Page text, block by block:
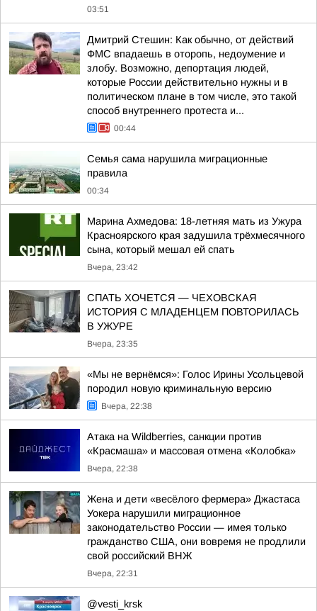
03:51
Дмитрий Стешин: Как обычно, от действий
ФМС впадаешь в оторопь, недоумение и
злобу. Возможно, депортация людей,
которые России действительно нужны и в
политическом плане в том числе, это такой
способ внутреннего протеста и...
00:44
Семья сама нарушила миграционные
правила
00:34
Марина Ахмедова: 18-летняя мать из Ужура
Красноярского края задушила трёхмесячного
сына, который мешал ей спать
Вчера, 23:42
СПАТЬ ХОЧЕТСЯ — ЧЕХОВСКАЯ
ИСТОРИЯ С МЛАДЕНЦЕМ ПОВТОРИЛАСЬ
В УЖУРЕ
Вчера, 23:35
«Мы не вернёмся»: Голос Ирины Усольцевой
породил новую криминальную версию
Вчера, 22:38
Атака на Wildberries, санкции против
«Красмаша» и массовая отмена «Колобка»
Вчера, 22:38
Жена и дети «весёлого фермера» Джастаса
Уокера нарушили миграционное
законодательство России — имея только
гражданство США, они вовремя не продлили
свой российский ВНЖ
Вчера, 22:31
@vesti_krsk